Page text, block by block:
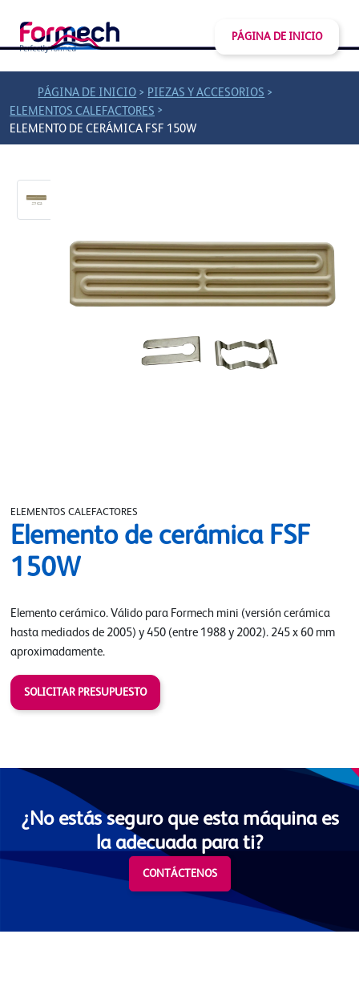
PÁGINA DE INICIO
PÁGINA DE INICIO > PIEZAS Y ACCESORIOS >
ELEMENTOS CALEFACTORES >
ELEMENTO DE CERÁMICA FSF 150W
ELEMENTOS CALEFACTORES
Elemento de cerámica FSF
150W
Elemento cerámico. Válido para Formech mini (versión cerámica
hasta mediados de 2005) y 450 (entre 1988 y 2002). 245 x 60 mm
aproximadamente.
SOLICITAR PRESUPUESTO
¿No estás seguro que esta máquina es
la adecuada para ti?
CONTÁCTENOS